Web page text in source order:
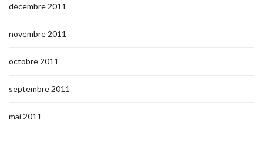
décembre 2011
novembre 2011
octobre 2011
septembre 2011
mai 2011